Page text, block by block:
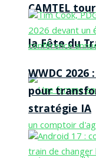
CAMTEL
la Fête du
WWDC
pour
stratégie IA